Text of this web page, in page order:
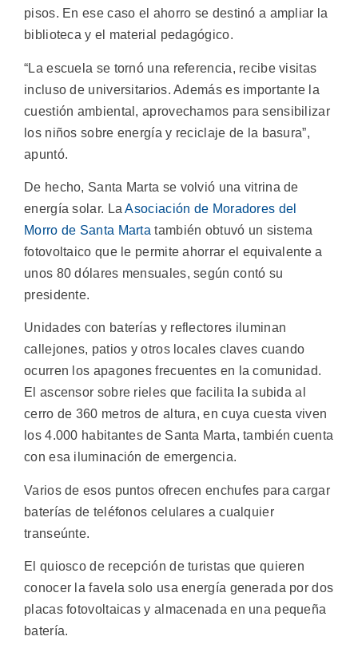
pisos. En ese caso el ahorro se destinó a ampliar la
biblioteca y el material pedagógico.
“La escuela se tornó una referencia, recibe visitas
incluso de universitarios. Además es importante la
cuestión ambiental, aprovechamos para sensibilizar
los niños sobre energía y reciclaje de la basura”,
apuntó.
De hecho, Santa Marta se volvió una vitrina de
energía solar. LaAsociación de Moradores del
Morro de Santa Marta también obtuvó un sistema
fotovoltaico que le permite ahorrar el equivalente a
unos 80 dólares mensuales, según contó su
presidente.
Unidades con baterías y reflectores iluminan
callejones, patios y otros locales claves cuando
ocurren los apagones frecuentes en la comunidad.
El ascensor sobre rieles que facilita la subida al
cerro de 360 metros de altura, en cuya cuesta viven
los 4.000 habitantes de Santa Marta, también cuenta
con esa iluminación de emergencia.
Varios de esos puntos ofrecen enchufes para cargar
baterías de teléfonos celulares a cualquier
transeúnte.
El quiosco de recepción de turistas que quieren
conocer la favela solo usa energía generada por dos
placas fotovoltaicas y almacenada en una pequeña
batería.